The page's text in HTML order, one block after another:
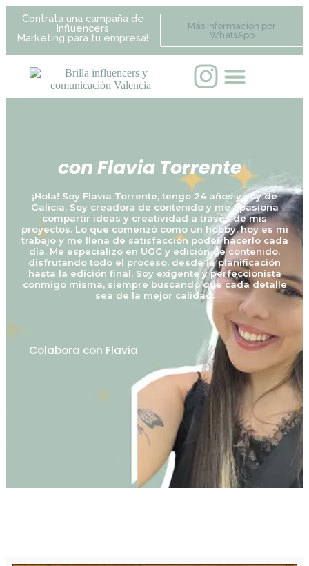
Contrata una campaña de
Influencers
Marketing para tu empresa!
Más Información por
WhatsApp
conFlavia Torrente|
¡Hola! Soy Flavia Torrente, tengo 24 años y soy de
Galicia. Soy creadora de contenido y me apasiona
compartir ideas y creatividad a través de mis
proyectos. Lo que comenzó como un hobby, hoy es mi
trabajo y me llena de satisfacción poder hacerlo cada
día. Me especializo en UGC y edición de contenido,
disfrutando todo el proceso, desde la planificación
hasta la edición final. Soy exigente y perfeccionista
conmigo misma, siempre buscando que cada detalle
sea de la mejor calidad.
Colabora con Flavia